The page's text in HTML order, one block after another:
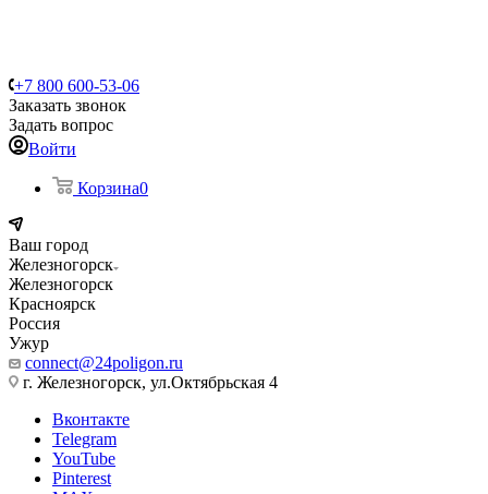
+7 800 600-53-06
Заказать звонок
Задать вопрос
Войти
Корзина0
Ваш город
Железногорск
Железногорск
Красноярск
Россия
Ужур
connect@24poligon.ru
г. Железногорск, ул.Октябрьская 4
Вконтакте
Telegram
YouTube
Pinterest